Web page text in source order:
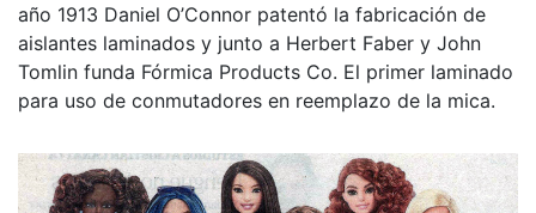
año 1913 Daniel O’Connor patentó la fabricación de
aislantes laminados y junto a Herbert Faber y John
Tomlin funda Fórmica Products Co. El primer laminado
para uso de conmutadores en reemplazo de la mica.